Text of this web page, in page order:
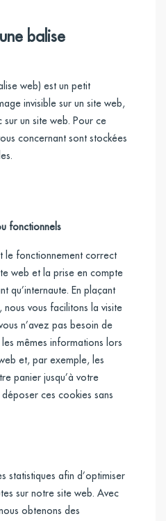
balise
web) est un petit
invisible sur un site web,
un site web. Pour ce
concernant sont stockées
fonctionnels
le fonctionnement correct
web et la prise en compte
qu’internaute. En plaçant
vous facilitons la visite
n’avez pas besoin de
mêmes informations lors
et, par exemple, les
panier jusqu’à votre
ces cookies sans
statistiques afin d’optimiser
sur notre site web. Avec
obtenons des